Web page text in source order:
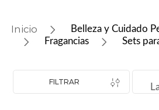
iphone
colchones
Belleza y Cuidado
Fragancias
Sets
FILTRAR